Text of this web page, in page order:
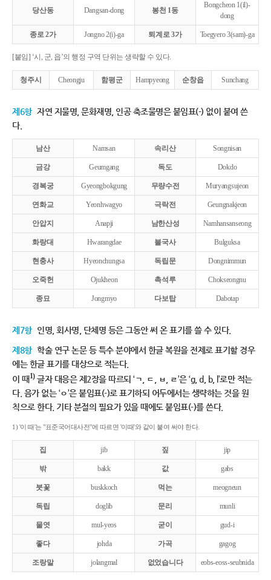
당산동 Dangsan-dong 봉천 1동
Bongcheon 1(il)-
dong
종로 2가 Jongno 2(i)-ga 퇴계로 3가 Toegyero 3(sam)-ga
[붙임] ‘시, 군, 읍’의 행정 구역 단위는 생략할 수 있다.
청주시 Cheongju 함평군 Hampyeong 순창읍 Sunchang
제6항 자연 지물명, 문화재명, 인공 축조물명은 붙임표(-) 없이 붙여 쓴
다.
남산 Namsan 속리산 Songnisan
금강 Geumgang 독도 Dokdo
경복궁 Gyeongbokgung 무량수전 Muryangsujeon
연화교 Yeonhwagyo 극락전 Geungnakjeon
안압지 Anapji 남한산성 Namhansanseong
화랑대 Hwarangdae 불국사 Bulguksa
현충사 Hyeonchungsa 독립문 Dongnimmun
오죽헌 Ojukheon 촉석루 Chokseongnu
종묘 Jongmyo 다보탑 Dabotap
제7항 인명, 회사명, 단체명 등은 그동안 써 온 표기를 쓸 수 있다.
제8항 학술 연구 논문 등 특수 분야에서 한글 복원을 전제로 표기할 경우
에는 한글 표기를 대상으로 적는다.
이 때1)글자 대응은 제2장을 따르되 ‘ㄱ, ㄷ, ㅂ, ㄹ’은 ‘g, d, b, l’로만 적는
다. 음가 없는 ‘ㅇ’은 붙임표(-)로 표기하되 어두에서는 생략하는 것을 원
칙으로 한다. 기타 분절의 필요가 있을 때에도 붙임표(-)를 쓴다.
1) '이 때'는 "표준국어대사전"에 따르면 '이때'와 같이 붙여 써야 한다.
집 jib 짚 jip
밖 bakk 값 gabs
붓꽃 buskkoch 먹는 meogneun
독립 doglib 문리 munli
물엿 mul-yeos 굳이 gud-i
좋다 johda 가곡 gagog
조랑말 jolangmal 없었습니다 eobs-eoss-seubnida